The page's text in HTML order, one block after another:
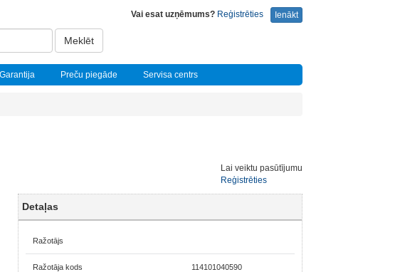
Ienākt
Vai esat uzņēmums? Reģistrēties
Meklēt
Garantija Preču piegāde Servisa centrs
Lai veiktu pasūtījumu
Reģistrēties
Detaļas
Ražotājs
Ražotāja kods 114101040590